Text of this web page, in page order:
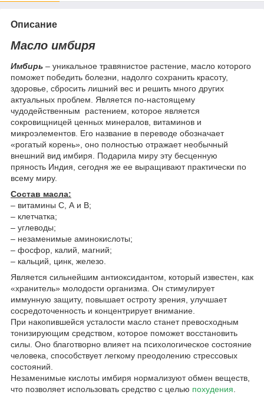
Описание
Масло имбиря
Имбирь – уникальное травянистое растение, масло которого
поможет победить болезни, надолго сохранить красоту,
здоровье, сбросить лишний вес и решить много других
актуальных проблем. Является по-настоящему
чудодейственным растением, которое является
сокровищницей ценных минералов, витаминов и
микроэлементов. Его название в переводе обозначает
«рогатый корень», оно полностью отражает необычный
внешний вид имбиря. Подарила миру эту бесценную
пряность Индия, сегодня же ее выращивают практически по
всему миру.
Состав масла:
– витамины С, А и В;
– клетчатка;
– углеводы;
– незаменимые аминокислоты;
– фосфор, калий, магний;
– кальций, цинк, железо.
Является сильнейшим антиоксидантом, который известен, как
«хранитель» молодости организма. Он стимулирует
иммунную защиту, повышает остроту зрения, улучшает
сосредоточенность и концентрирует внимание.
При накопившейся усталости масло станет превосходным
тонизирующим средством, которое поможет восстановить
силы. Оно благотворно влияет на психологическое состояние
человека, способствует легкому преодолению стрессовых
состояний.
Незаменимые кислоты имбиря нормализуют обмен веществ,
что позволяет использовать средство с целью похудения.